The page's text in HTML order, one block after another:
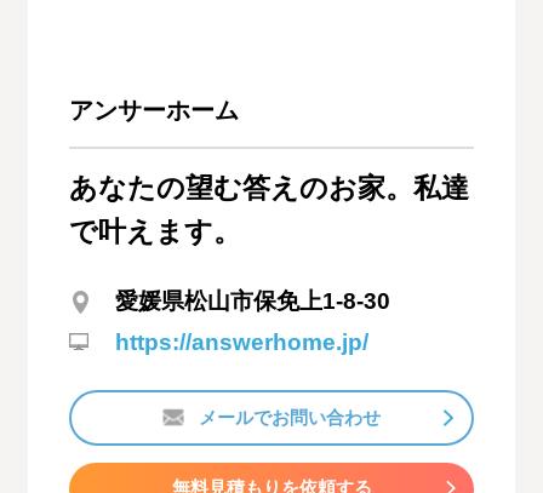
アンサーホーム
あなたの望む答えのお家。私達
で叶えます。
愛媛県松山市保免上1-8-30
https://answerhome.jp/
メールでお問い合わせ
無料見積もりを依頼する